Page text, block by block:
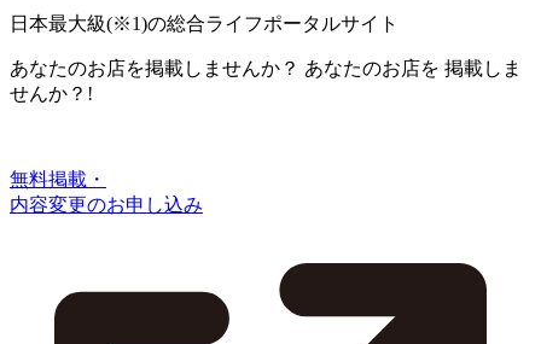
日本最大級(※1)の総合ライフポータルサイト
あなたのお店を掲載しませんか？ あなたのお店を 掲載しま
せんか？!
無料掲載・
内容変更のお申し込み